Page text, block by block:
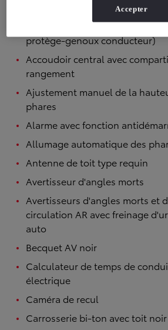
7 Airbags (frontaux, lateraux,
protège-genoux conducteur)
Accoudoir central avec
rangement
Ajustement manuel de la
phares
Alarme avec fonction
Allumage automatique des
Antenne de toit type requin
Avertisseur d'angles morts
Avertisseurs d'angles morts et
circulation AR avec freinage
auto
Becquet AV noir
Calculateur de temps de
électrique
Caméra de recul
Carrosserie bi-ton avec toit noir
Accepter